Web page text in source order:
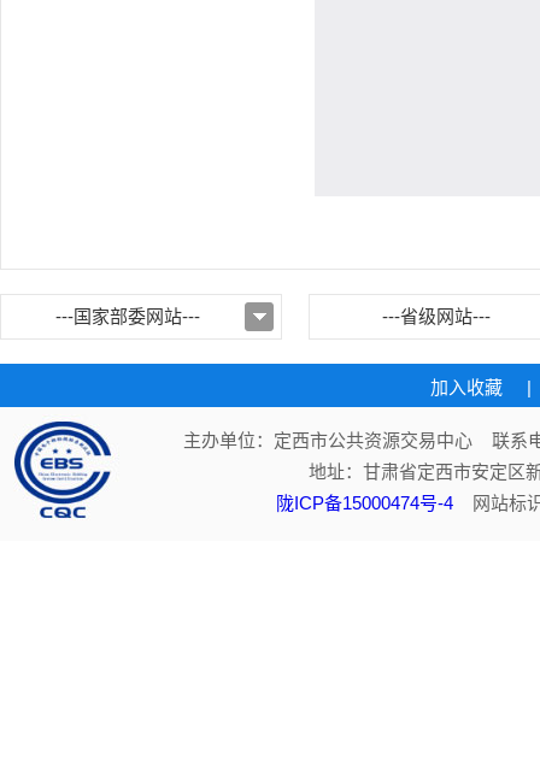
---国家部委网站--- ---省级网站---
加入收藏 |
主办单位：定西市公共资源交易中心 联系
地址：甘肃省定西市安定
陇ICP备15000474号-4 网站标